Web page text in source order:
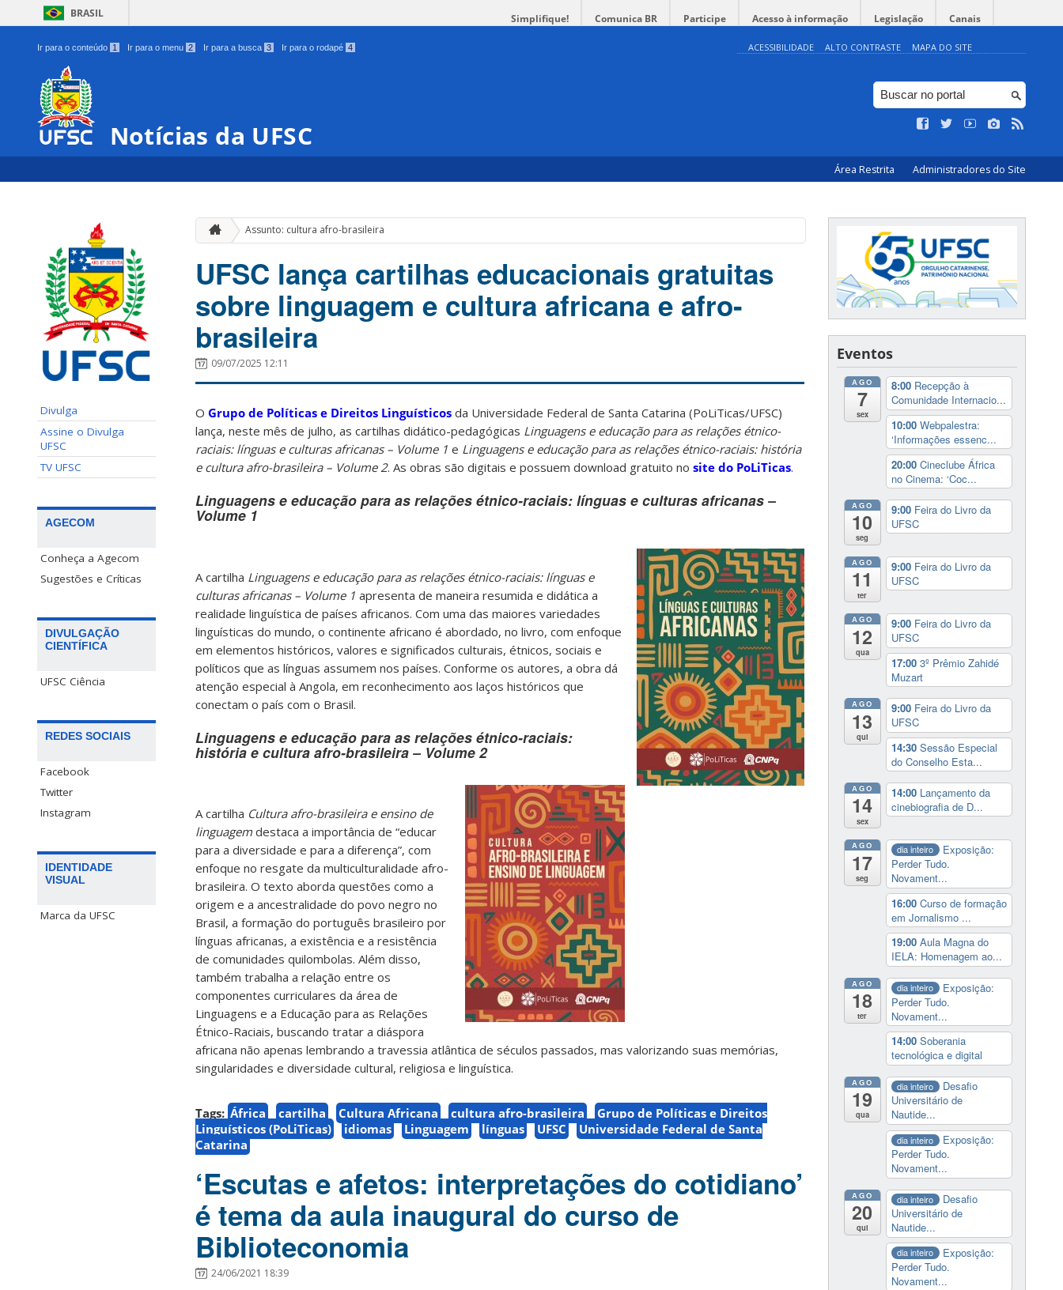
BRASIL Simplifique! Comunica BR Participe Acesso à informação Legislação Canais
Ir para o conteúdo 1 Ir para o menu 2 Ir para a busca 3 Ir para o rodapé 4 ACESSIBILIDADE ALTO CONTRASTE MAPA DO SITE
Notícias da UFSC
Área Restrita Administradores do Site
Divulga
Assine o Divulga
UFSC
TV UFSC
AGECOM
Conheça a Agecom
Sugestões e Críticas
DIVULGAÇÃO
CIENTÍFICA
UFSC Ciência
REDES SOCIAIS
Facebook
Twitter
Instagram
IDENTIDADE
VISUAL
Marca da UFSC
Assunto: cultura afro-brasileira
UFSC lança cartilhas educacionais gratuitas
sobre linguagem e cultura africana e afro-
brasileira
09/07/2025 12:11
O Grupo de Políticas e Direitos Linguísticos da Universidade Federal de Santa Catarina (PoLiTicas/UFSC)
lança, neste mês de julho, as cartilhas didático-pedagógicas Linguagens e educação para as relações étnico-
raciais: línguas e culturas africanas – Volume 1 e Linguagens e educação para as relações étnico-raciais: história
e cultura afro-brasileira – Volume 2. As obras são digitais e possuem download gratuito no site do PoLiTicas.
Linguagens e educação para as relações étnico-raciais: línguas e culturas africanas –
Volume 1
A cartilha Linguagens e educação para as relações étnico-raciais: línguas e
culturas africanas – Volume 1 apresenta de maneira resumida e didática a
realidade linguística de países africanos. Com uma das maiores variedades
linguísticas do mundo, o continente africano é abordado, no livro, com enfoque
em elementos históricos, valores e significados culturais, étnicos, sociais e
políticos que as línguas assumem nos países. Conforme os autores, a obra dá
atenção especial à Angola, em reconhecimento aos laços históricos que
conectam o país com o Brasil.
Linguagens e educação para as relações étnico-raciais:
história e cultura afro-brasileira – Volume 2
A cartilha Cultura afro-brasileira e ensino de
linguagem destaca a importância de “educar
para a diversidade e para a diferença”, com
enfoque no resgate da multiculturalidade afro-
brasileira. O texto aborda questões como a
origem e a ancestralidade do povo negro no
Brasil, a formação do português brasileiro por
línguas africanas, a existência e a resistência
de comunidades quilombolas. Além disso,
também trabalha a relação entre os
componentes curriculares da área de
Linguagens e a Educação para as Relações
Étnico-Raciais, buscando tratar a diáspora
africana não apenas lembrando a travessia atlântica de séculos passados, mas valorizando suas memórias,
singularidades e diversidade cultural, religiosa e linguística.
Tags: África cartilha Cultura Africana cultura afro-brasileira
Grupo de Políticas e Direitos
Linguísticos (PoLiTicas)
idiomas Linguagem línguas UFSC
Universidade Federal de Santa
Catarina
‘Escutas e afetos: interpretações do cotidiano’
é tema da aula inaugural do curso de
Biblioteconomia
24/06/2021 18:39
Eventos
AGO
7
sex
8:00 Recepção à
Comunidade Internacio...
10:00 Webpalestra:
‘Informações essenc...
20:00 Cineclube África
no Cinema: ‘Coc...
AGO
10
seg
9:00 Feira do Livro da
UFSC
AGO
11
ter
9:00 Feira do Livro da
UFSC
AGO
12
qua
9:00 Feira do Livro da
UFSC
17:00 3º Prêmio Zahidé
Muzart
AGO
13
qui
9:00 Feira do Livro da
UFSC
14:30 Sessão Especial
do Conselho Esta...
AGO
14
sex
14:00 Lançamento da
cinebiografia de D...
AGO
17
seg
dia inteiro
Exposição:
Perder Tudo.
Novament...
16:00 Curso de formação
em Jornalismo ...
19:00 Aula Magna do
IELA: Homenagem ao...
AGO
18
ter
dia inteiro
Exposição:
Perder Tudo.
Novament...
14:00 Soberania
tecnológica e digital
AGO
19
qua
dia inteiro
Desafio
Universitário de
Nautide...
dia inteiro
Exposição:
Perder Tudo.
Novament...
AGO
20
qui
dia inteiro
Desafio
Universitário de
Nautide...
dia inteiro
Exposição:
Perder Tudo.
Novament...